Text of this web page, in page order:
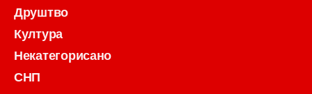
Друштво
Култура
Некатегорисано
СНП